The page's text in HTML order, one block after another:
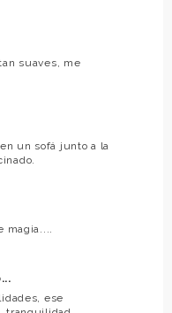
suaves, me
un sofá junto a la
magia....
ese